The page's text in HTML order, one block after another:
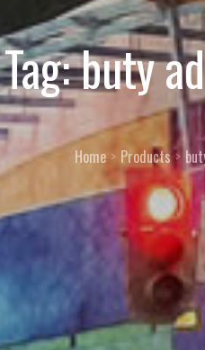
Tag:buty
Home Products